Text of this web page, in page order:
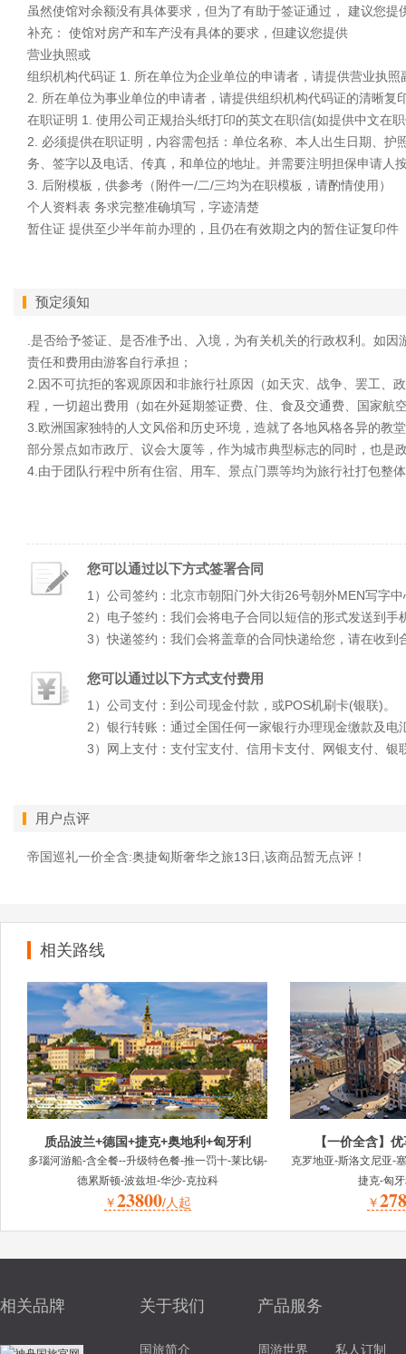
虽然使馆对余额没有具体要求，但为了有助于签证通过， 建议您
补充： 使馆对房产和车产没有具体的要求，但建议您提供
营业执照或
组织机构代码证 1.
所在单位为企业单位的申请者，请提供营业执
2.
所在单位为事业单位的申请者，请提供组织机构代码证的清晰
在职证明 1.
使用公司正规抬头纸打印的英文在职信(如提供中文在
2.
必须提供在职证明，内容需包括：单位名称、本人出生日期、
务、签字以及电话、传真，和单位的地址。并需要注明担保申请人
3.
后附模板，供参考（附件一/二/三均为在职模板，请酌情使用）
个人资料表 务求完整准确填写，字迹清楚
暂住证 提供至少半年前办理的，且仍在有效期之内的暂住证复印件
预定须知
.是否给予签证、是否准予出、入境，为有关机关的行政权利。如
责任和费用由游客自行承担；
2.因不可抗拒的客观原因和非旅行社原因（如天灾、战争、罢工、
程，一切超出费用（如在外延期签证费、住、食及交通费、国家航
3.欧洲国家独特的人文风俗和历史环境，造就了各地风格各异的教
部分景点如市政厅、议会大厦等，作为城市典型标志的同时，也
4.由于团队行程中所有住宿、用车、景点门票等均为旅行社打包整
您可以通过以下方式签署合同
1）公司签约：北京市朝阳门外大街26号朝外MEN写字
2）电子签约：我们会将电子合同以短信的形式发送到
3）快递签约：我们会将盖章的合同快递给您，请在收
您可以通过以下方式支付费用
1）公司支付：到公司现金付款，或POS机刷卡(银联)。
2）银行转账：通过全国任何一家银行办理现金缴款及
3）网上支付：支付宝支付、信用卡支付、网银支付、银
用户点评
帝国巡礼一价全含:奥捷匈斯奢华之旅13日,该商品暂无点评！
相关路线
质品波兰+德国+捷克+奥地利+匈牙利
多瑙河游船-含全餐--升级特色餐-推一罚十-莱比锡-
德累斯顿-波兹坦-华沙-克拉科
￥23800/人起
【一价全含】
克罗地亚-斯洛文尼亚-
捷克-匈
￥
相关品牌 关于我们
国旅简介
产品服务
周游世界 私人订制